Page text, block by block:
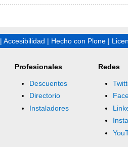
| Accesibilidad | Hecho con Plone |
Profesionales
Descuentos
Directorio
Instaladores
Redes